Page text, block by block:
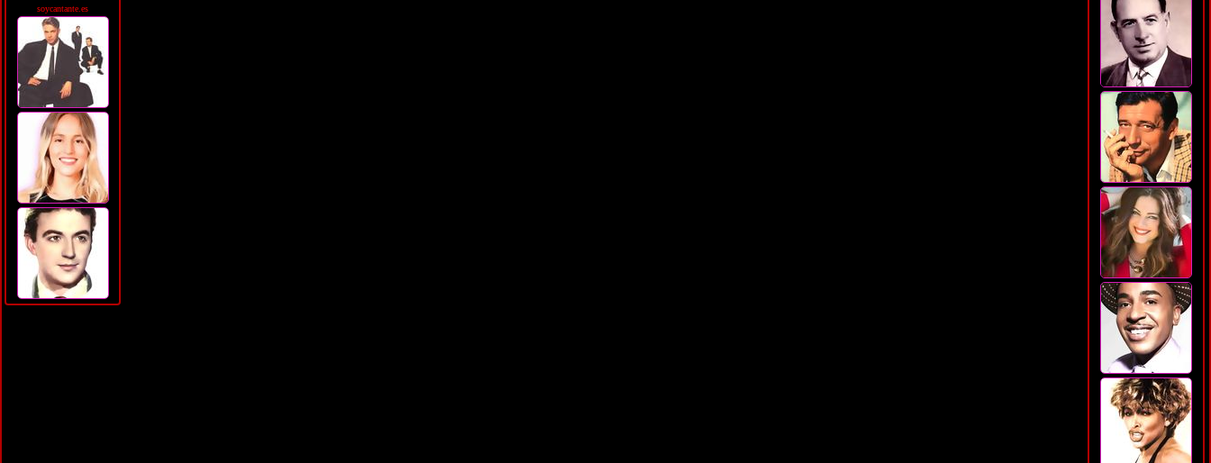
soycantante.es